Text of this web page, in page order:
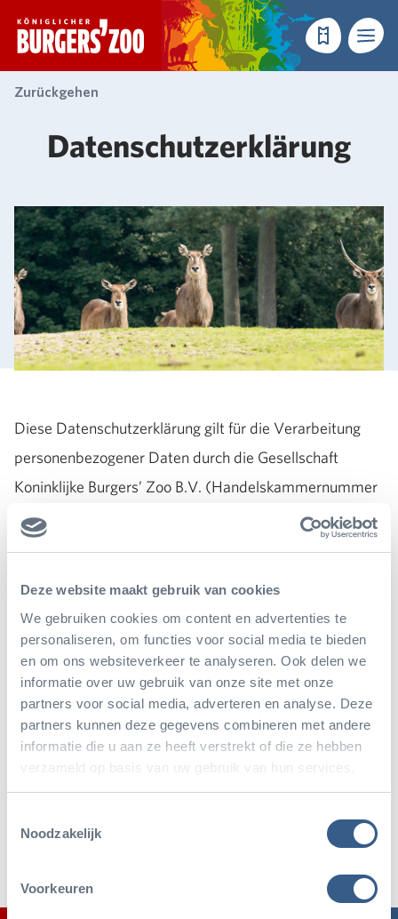
Deze website maakt gebruik van cookies
We gebruiken cookies om content en advertenties te
personaliseren, om functies voor social media te bieden
en om ons websiteverkeer te analyseren. Ook delen we
informatie over uw gebruik van onze site met onze
partners voor social media, adverteren en analyse. Deze
partners kunnen deze gegevens combineren met andere
informatie die u aan ze heeft verstrekt of die ze hebben
verzameld op basis van uw gebruik van hun services.
Noodzakelijk
Voorkeuren
- Startseite
Reservieren
Menü
Zurückgehen
Datenschutzerklärung
Diese Datenschutzerklärung gilt für die Verarbeitung
personenbezogener Daten durch die Gesellschaft
Koninklijke Burgers’ Zoo B.V. (Handelskammernummer
09010772), im Folgenden Burgers’ Zoo genannt.
Verarbeitung Ihrer
personenbezogenen Daten
Der Burgers’ Zoo nimmt den Schutz Ihrer
personenbezogenen Daten sehr ernst. Wir achten Ihre
Privatsphäre und behandeln Ihre Daten immer
vertraulich sowie im Sinne der Gesetzgebung.
Welche Daten werden von uns